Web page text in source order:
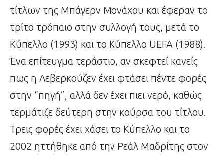
τίτλων της Μπάγερν Μονάχου και έφεραν το
τρίτο τρόπαιο στην συλλογή τους, μετά το
Κύπελλο (1993) και το Κύπελλο UEFA (1988).
Ένα επίτευγμα τεράστιο, αν σκεφτεί κανείς
πως η Λεβερκούζεν έχει φτάσει πέντε φορές
στην “πηγή”, αλλά δεν έχει πιει νερό, καθώς
τερμάτιζε δεύτερη στην κούρσα του τίτλου.
Τρεις φορές έχει χάσει το Κύπελλο και το
2002 ηττήθηκε από την Ρεάλ Μαδρίτης στον